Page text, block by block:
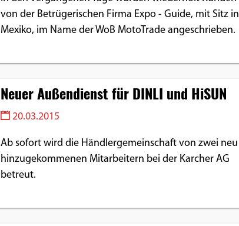
von der Betrügerischen Firma Expo - Guide, mit Sitz in
Mexiko, im Name der WoB MotoTrade angeschrieben.
Neuer Außendienst für DINLI und HiSUN
20.03.2015
Ab sofort wird die Händlergemeinschaft von zwei neu
hinzugekommenen Mitarbeitern bei der Karcher AG
betreut.